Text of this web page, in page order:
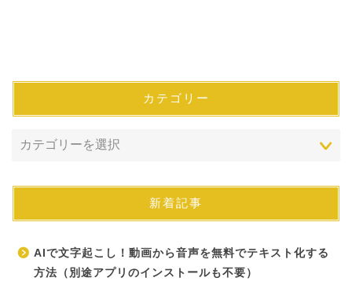
カテゴリー
新着記事
AIで文字起こし！動画から音声を無料でテキスト化する
方法（別途アプリのインストールも不要）